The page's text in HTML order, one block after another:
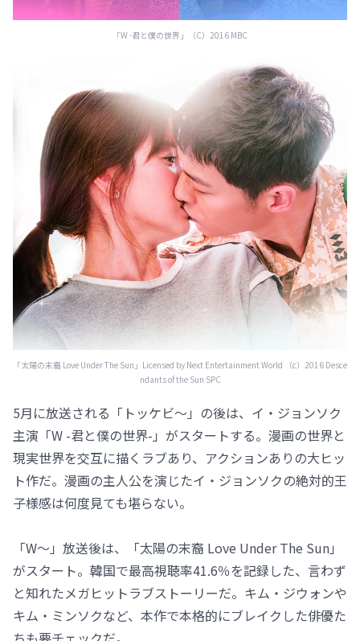
「W -君と僕の世界」（C）2016 MBC
「太陽の末裔 Love Under The Sun」Licensed by Next Entertainment World （c）2016 Desce
ndants of the Sun SPC
5月に放送される「トッケビ～」の後は、イ・ジョンソク
主演「W -君と僕の世界-」がスタートする。漫画の世界と
現実世界を交互に描くラブあり、アクションありの大ヒッ
ト作だ。漫画の主人公を演じたイ・ジョンソクの絶対的王
子様感は何度見ても堪らない。
「W～」放送後は、「太陽の末裔 Love Under The Sun」
がスタート。韓国で最高視聴率41.6％を記録した、言わず
と知れたメガヒットラブストーリーだ。キム・ジウォンや
キム・ミンソクなど、本作で本格的にブレイクした俳優た